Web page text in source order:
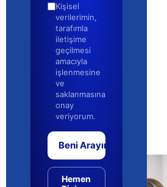
Kişisel
verilerimin,
tarafımla
iletişime
geçilmesi
amacıyla
işlenmesine
ve
saklanmasına
onay
veriyorum.
Beni Arayın
Hemen